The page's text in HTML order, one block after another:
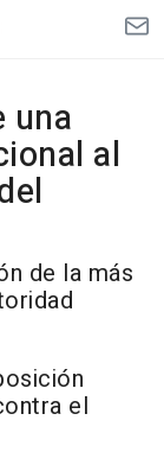
una
al
de la más
el